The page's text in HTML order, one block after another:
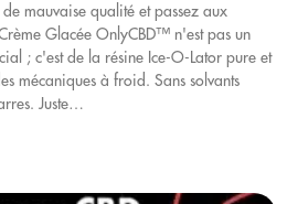
mauvaise qualité et passez aux
Glacée OnlyCBD™ n'est pas un
; c'est de la résine Ice-O-Lator pure et
mécaniques à froid. Sans solvants
Juste…